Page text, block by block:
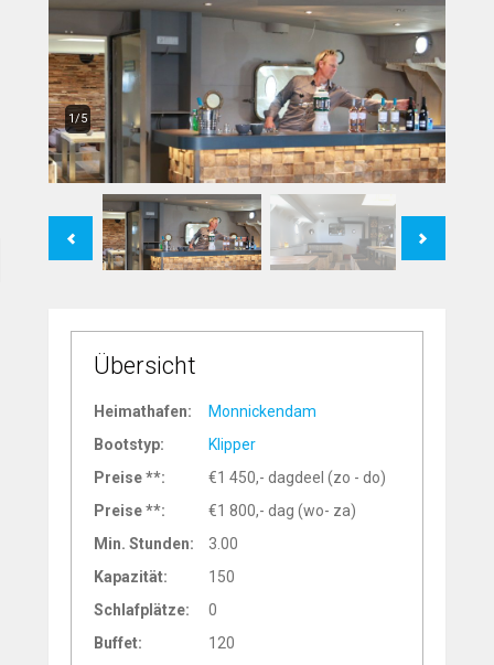
1/5
Übersicht
Heimathafen:
Monnickendam
Bootstyp:
Klipper
Preise **:
€1 450,- dagdeel (zo - do)
Preise **:
€1 800,- dag (wo- za)
Min. Stunden:
3.00
Kapazität:
150
Schlafplätze:
0
Buffet:
120